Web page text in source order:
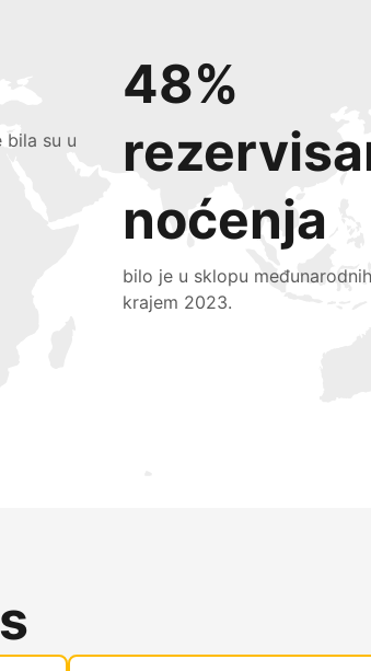
bila su u
48%
noćenja
bilo je u sklopu
krajem 2023.